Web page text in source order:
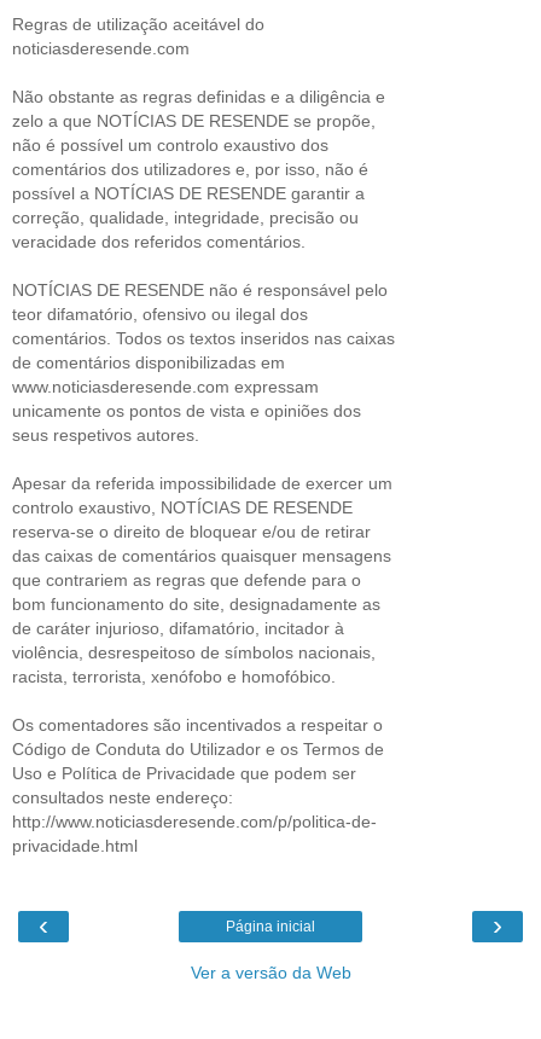
Regras de utilização aceitável do
noticiasderesende.com
Não obstante as regras definidas e a diligência e
zelo a que NOTÍCIAS DE RESENDE se propõe,
não é possível um controlo exaustivo dos
comentários dos utilizadores e, por isso, não é
possível a NOTÍCIAS DE RESENDE garantir a
correção, qualidade, integridade, precisão ou
veracidade dos referidos comentários.
NOTÍCIAS DE RESENDE não é responsável pelo
teor difamatório, ofensivo ou ilegal dos
comentários. Todos os textos inseridos nas caixas
de comentários disponibilizadas em
www.noticiasderesende.com expressam
unicamente os pontos de vista e opiniões dos
seus respetivos autores.
Apesar da referida impossibilidade de exercer um
controlo exaustivo, NOTÍCIAS DE RESENDE
reserva-se o direito de bloquear e/ou de retirar
das caixas de comentários quaisquer mensagens
que contrariem as regras que defende para o
bom funcionamento do site, designadamente as
de caráter injurioso, difamatório, incitador à
violência, desrespeitoso de símbolos nacionais,
racista, terrorista, xenófobo e homofóbico.
Os comentadores são incentivados a respeitar o
Código de Conduta do Utilizador e os Termos de
Uso e Política de Privacidade que podem ser
consultados neste endereço:
http://www.noticiasderesende.com/p/politica-de-
privacidade.html
‹ ›
Página inicial
Ver a versão da Web